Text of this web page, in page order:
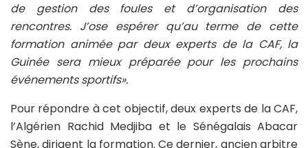
de gestion des foules et d’organisation des
rencontres. J’ose espérer qu’au terme de cette
formation animée par deux experts de la CAF, la
Guinée sera mieux préparée pour les prochains
événements sportifs».
Pour répondre à cet objectif, deux experts de la CAF,
l’Algérien Rachid Medjiba et le Sénégalais Abacar
Sène, dirigent la formation. Ce dernier, ancien arbitre